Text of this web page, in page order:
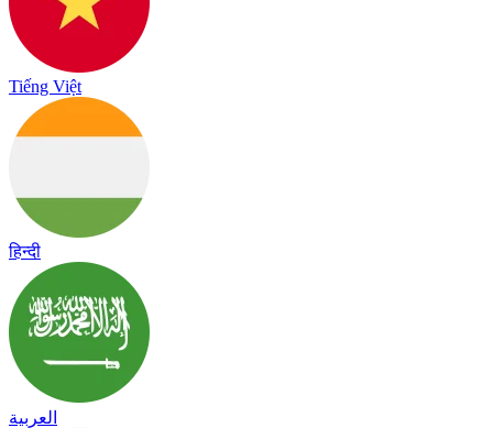
Tiếng Việt
हिन्दी
العربية